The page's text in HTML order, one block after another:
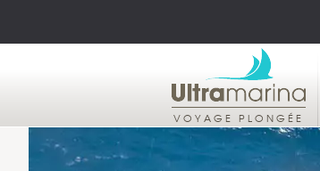
VOYAGE PLONGÉE